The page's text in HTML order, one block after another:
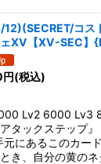
コス
XV【XV-SEC】
円(税込)
Lv2 6000 Lv3
タックステップ』
元にあるこのカー
き、自分の黄の